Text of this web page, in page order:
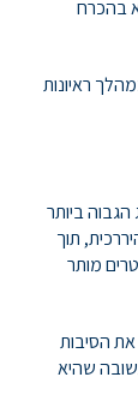
בהכרח
ראיונות
ביותר
תוך
מותר
את הסיבות
שהיא